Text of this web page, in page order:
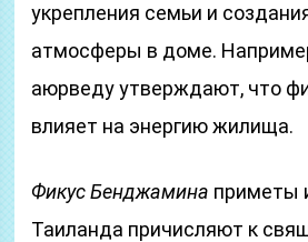
укрепления семьи и
атмосферы в доме.
аюрведу утверждают, что
влияет на энергию жилища.
Фикус Бенджамина приметы
Таиланда причисляют к